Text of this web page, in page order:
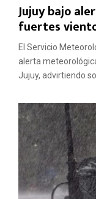
Jujuy bajo
fuertes
El Servicio
alerta
Jujuy, advirtiendo